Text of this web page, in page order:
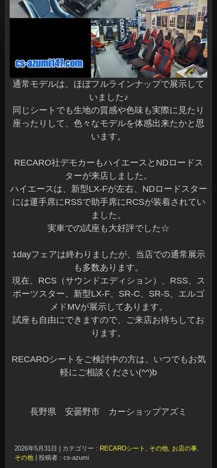
通常モデルは、ほぼフルラインナップで展示して
いました♪
同じシートでも生地の質感や色味も実際に見たり
座ったりして、色々なモデルを体感出来たかと思
います。
RECARO社デモカーもハイエースとNDロードス
ターが来店しました。
ハイエースは、新型LX-Fが左右、NDロードスター
には運手席にRSSで助手席にRCSが装着されてい
ました。
実車での試座も大好評でした☆
1dayフェアは終わりましたが、当店での通常展示
も多数あります。
現在、RCS（サウンドエディション）、RSS、ス
ポーツスター、新型LX-F、SR-C、SR-S、エルゴ
メドMVが展示してあります。
試座も自由にできますので、ご来店お待ちしてお
ります。
RECAROシートをご検討中の方は、いつでもお気
軽にご相談ください(^^)b
長野県 安曇野市 カーショップアズミ
2026年5月31日 カテゴリー : RECAROシート , その他, お店の事,
その他
投稿者 : cs-azumi